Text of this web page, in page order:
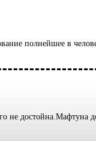
полнейшее в
не достойна.Мафтуна